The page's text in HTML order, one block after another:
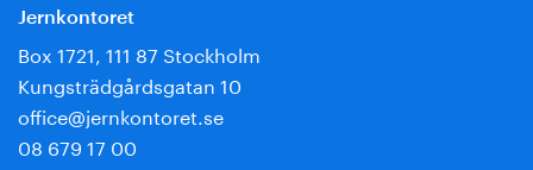
Jernkontoret
Box 1721, 111 87 Stockholm
Kungsträdgårdsgatan 10
office@jernkontoret.se
08 679 17 00